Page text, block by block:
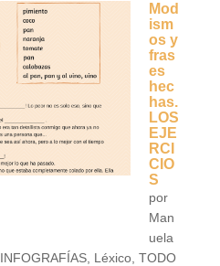
Mod
ism
os y
fras
es
hec
has.
LOS
EJE
RCI
CIO
S
por
Man
uela
INFOGRAFÍAS, Léxico, TODO